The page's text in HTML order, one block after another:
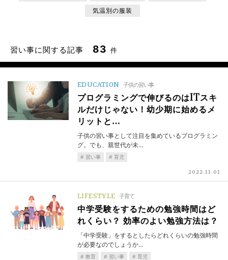
気温別の服装
習い事に関する記事 83 件
EDUCATION 子供の習い事
プログラミングで伸びるのはITスキ
ルだけじゃない！幼少期に始めるメ
リットと…
子供の習い事として注目を集めているプログラミン
グ。でも、親世代が未…
習い事 育児
2022.11.01
LIFESTYLE 子育て
中学受験をするための勉強時間はど
れくらい？ 効率のよい勉強方法は？
「中学受験」をするとしたらどれくらいの勉強時間
が必要なのでしょうか…
教育 習い事 育児